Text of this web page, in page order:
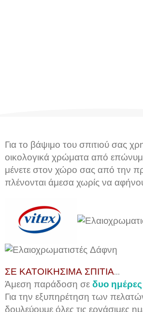
Για το βάψιμο του σπιτιού σας
οικολογικά χρώματα από
μένετε στον χώρο σας από την
πλένονται άμεσα χωρίς να
ΣΕ ΚΑΤΟΙΚΗΣΙΜΑ ΣΠΙΤΙΑ...
Άμεση παράδοση σεδυο
Για την εξυπηρέτηση των
δουλεύουμε όλες τις εργάσιμες